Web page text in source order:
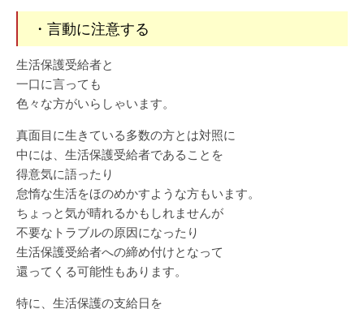
・言動に注意する
生活保護受給者と
一口に言っても
色々な方がいらしゃいます。
真面目に生きている多数の方とは対照に
中には、生活保護受給者であることを
得意気に語ったり
怠惰な生活をほのめかすような方もいます。
ちょっと気が晴れるかもしれませんが
不要なトラブルの原因になったり
生活保護受給者への締め付けとなって
還ってくる可能性もあります。
特に、生活保護の支給日を